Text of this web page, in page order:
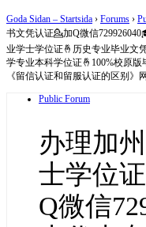
Goda Sidan – Startsida › Forums ›
书文凭认证💁加Q微信
业学士学位证🤞历史专业毕业文
学专业本科学位证🤞100%校原
《留信认证和留服认证的区别》
Public Forum
办理加
士学位
Q微信